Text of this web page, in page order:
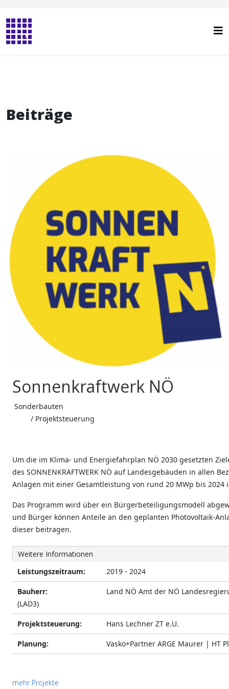
Beiträge
Sonnenkraftwerk NÖ
Sonderbauten
/ Projektsteuerung
Um die im Klima- und Energiefahrplan NÖ 2030 gesetzten
des SONNENKRAFTWERK NÖ auf Landesgebäuden in allen
Anlagen mit einer Gesamtleistung von rund 20 MWp bis
Das Programm wird über ein Bürgerbeteiligungsmodell
und Bürger können Anteile an den geplanten Photovoltaik-
dieser beitragen.
Weitere Informationen
Leistungszeitraum:
2019 - 2024
Bauherr:
Land NÖ Amt der NÖ
(LAD3)
Projektsteuerung: Hans Lechner ZT e.U.
Planung: Vasko+Partner ARGE Maurer | HT
mehr Projekte